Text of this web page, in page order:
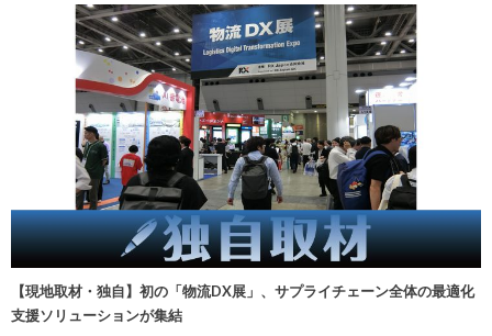
【現地取材・独自】初の「物流DX展」、サプライチェーン全体の最適化
支援ソリューションが集結